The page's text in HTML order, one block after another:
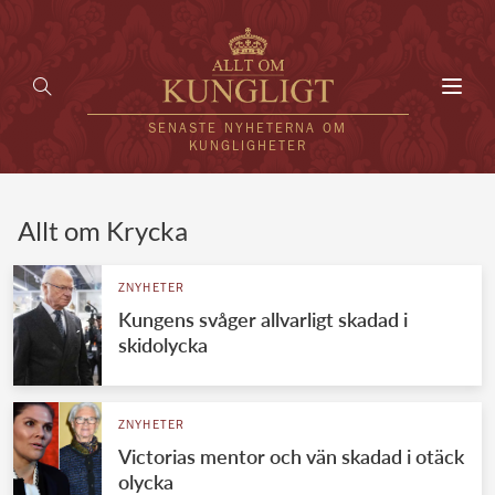
SENASTE NYHETERNA OM
KUNGLIGHETER
UTLÄNDSKT
VÄRLDENS KUNGAHUS
Svenska kungahuset
Allt om Krycka
ZNYHETER
Kungens svåger allvarligt skadad i
skidolycka
ZNYHETER
Victorias mentor och vän skadad i otäck
olycka